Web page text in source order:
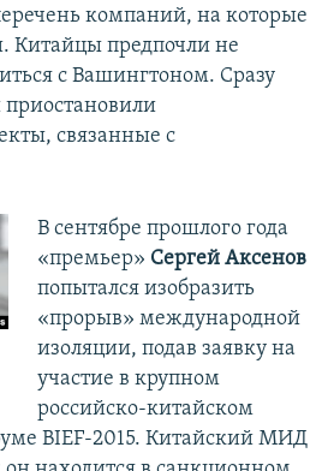
компаний, на которые
Китайцы предпочли не
с Вашингтоном. Сразу
связанные с
В сентябре прошлого года
«премьер» Сергей Аксенов
попытался изобразить
«прорыв» международной
изоляции, подав заявку на
участие в крупном
российско-китайском
BIEF-2015. Китайский МИД